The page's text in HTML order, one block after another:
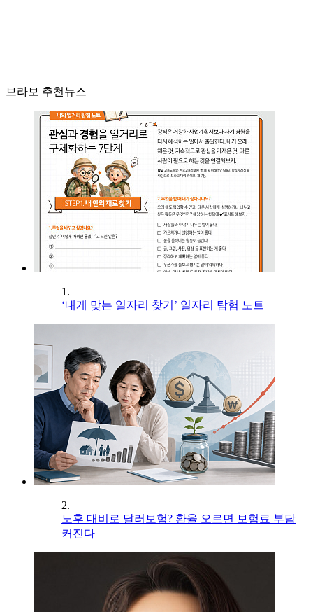
브라보 추천뉴스
1.
‘내게 맞는 일자리 찾기’ 일자리 탐험 노트
2.
노후 대비로 달러보험? 환율 오르면 보험료 부담
커진다